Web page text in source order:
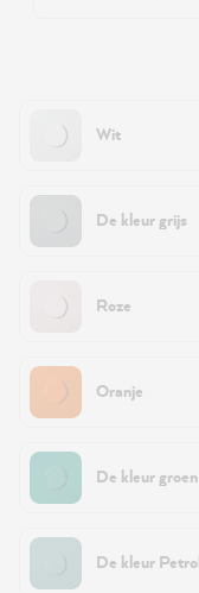
Wit
De kleur grijs
Roze
Oranje
De kleur groen
De kleur